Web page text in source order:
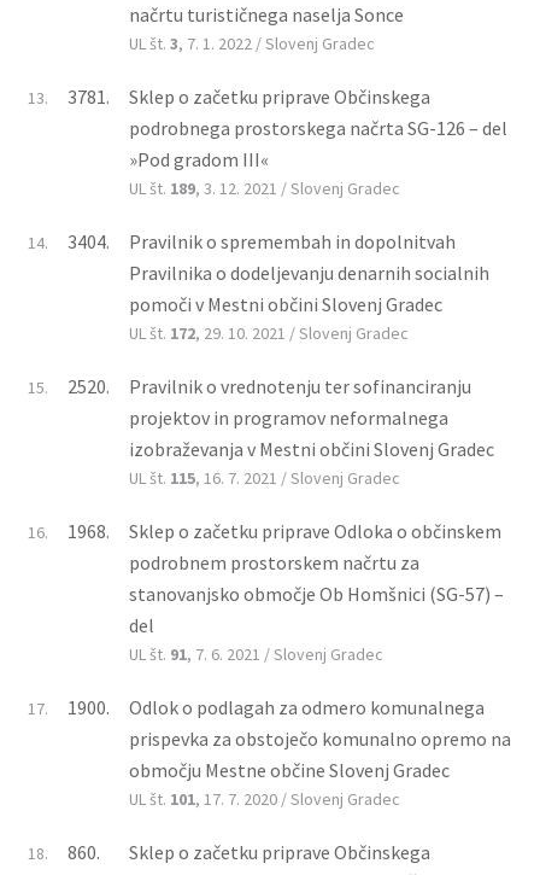
načrtu turističnega naselja Sonce
UL št. 3, 7. 1. 2022 / Slovenj Gradec
13. 3781.
Sklep o začetku priprave Občinskega
podrobnega prostorskega načrta SG-126 – del
»Pod gradom III«
UL št. 189, 3. 12. 2021 / Slovenj Gradec
14. 3404.
Pravilnik o spremembah in dopolnitvah
Pravilnika o dodeljevanju denarnih socialnih
pomoči v Mestni občini Slovenj Gradec
UL št. 172, 29. 10. 2021 / Slovenj Gradec
15. 2520.
Pravilnik o vrednotenju ter sofinanciranju
projektov in programov neformalnega
izobraževanja v Mestni občini Slovenj Gradec
UL št. 115, 16. 7. 2021 / Slovenj Gradec
16. 1968.
Sklep o začetku priprave Odloka o občinskem
podrobnem prostorskem načrtu za
stanovanjsko območje Ob Homšnici (SG-57) –
del
UL št. 91, 7. 6. 2021 / Slovenj Gradec
17. 1900.
Odlok o podlagah za odmero komunalnega
prispevka za obstoječo komunalno opremo na
območju Mestne občine Slovenj Gradec
UL št. 101, 17. 7. 2020 / Slovenj Gradec
18. 860.
Sklep o začetku priprave Občinskega